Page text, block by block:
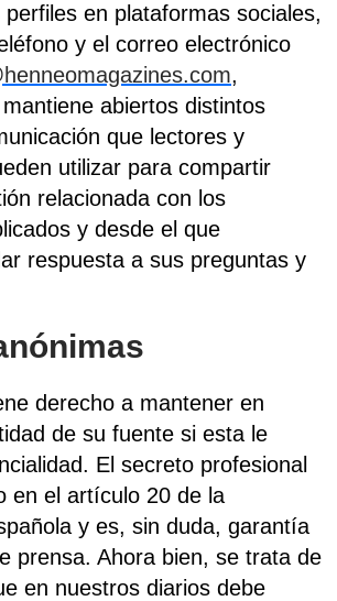
en plataformas sociales,
y el correo electrónico
,
abiertos distintos
que lectores y
utilizar para compartir
relacionada con los
y desde el que
respuesta a sus preguntas y
derecho a mantener en
de su fuente si esta le
El secreto profesional
en el artículo 20 de la
y es, sin duda, garantía
prensa. Ahora bien, se trata de
en nuestros diarios debe